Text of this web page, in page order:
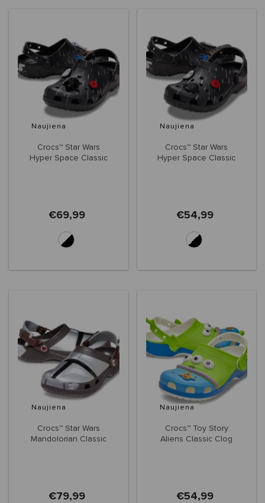
Naujiena
Crocs™ Star Wars
Hyper Space Classic
€69,99
Naujiena
Crocs™ Star Wars
Hyper Space Classic
€54,99
Naujiena
Crocs™ Star Wars
Mandolorian Classic
€79,99
Naujiena
Crocs™ Toy Story
Aliens Classic Clog
€54,99